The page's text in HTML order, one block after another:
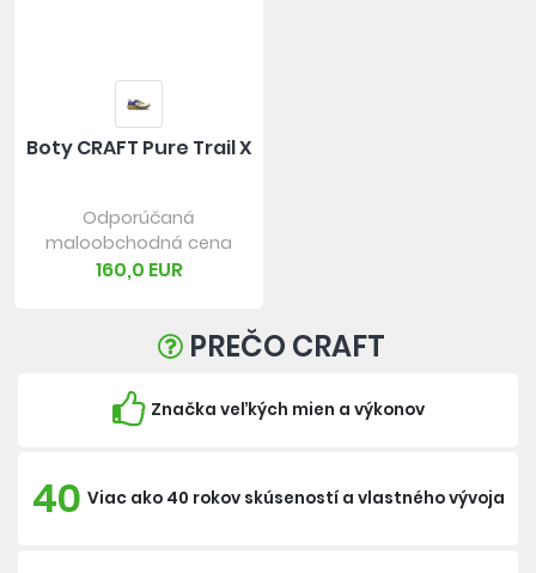
Boty CRAFT Pure Trail X
Odporúčaná
maloobchodná cena
160,0 EUR
PREČO CRAFT
Značka veľkých mien a výkonov
40 Viac ako 40 rokov skúseností a vlastného vývoja